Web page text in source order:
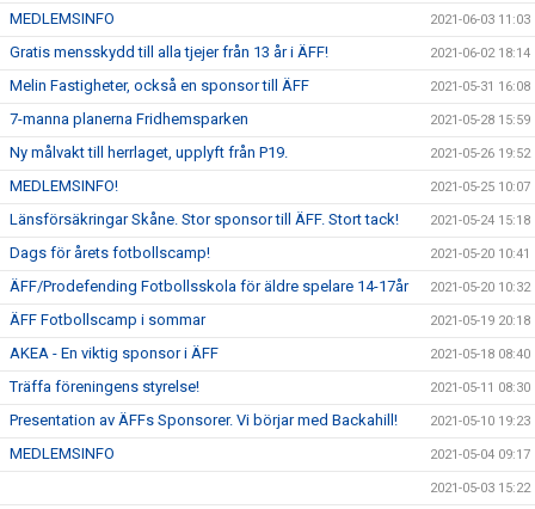
MEDLEMSINFO 2021-06-03 11:03
Gratis mensskydd till alla tjejer från 13 år i ÄFF! 2021-06-02 18:14
Melin Fastigheter, också en sponsor till ÄFF 2021-05-31 16:08
7-manna planerna Fridhemsparken 2021-05-28 15:59
Ny målvakt till herrlaget, upplyft från P19. 2021-05-26 19:52
MEDLEMSINFO! 2021-05-25 10:07
Länsförsäkringar Skåne. Stor sponsor till ÄFF. Stort tack! 2021-05-24 15:18
Dags för årets fotbollscamp! 2021-05-20 10:41
ÄFF/Prodefending Fotbollsskola för äldre spelare 14-17år 2021-05-20 10:32
ÄFF Fotbollscamp i sommar 2021-05-19 20:18
AKEA - En viktig sponsor i ÄFF 2021-05-18 08:40
Träffa föreningens styrelse! 2021-05-11 08:30
Presentation av ÄFFs Sponsorer. Vi börjar med Backahill! 2021-05-10 19:23
MEDLEMSINFO 2021-05-04 09:17
2021-05-03 15:22